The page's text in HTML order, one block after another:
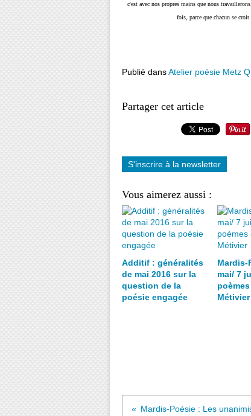
c'est avec nos propres mains que nous
fois, parce que chacun se
Publié dansAtelier poésie Metz
Partager cet article
S'inscrire à la newsletter
Vous aimerez aussi :
Additif : généralités
de mai 2016 sur la
question de la
poésie engagée
Mardis-
mai/ 7
Métivier